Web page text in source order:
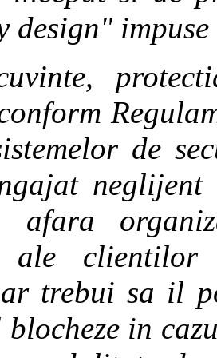
design"
de
ale
trebui sa il
in